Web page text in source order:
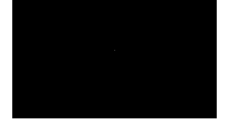
một giọt nước nào mà lại còn có thể đi qua sông? Các đệ tử